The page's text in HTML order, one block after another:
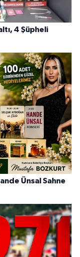
4 Şüpheli
Ünsal Sahne